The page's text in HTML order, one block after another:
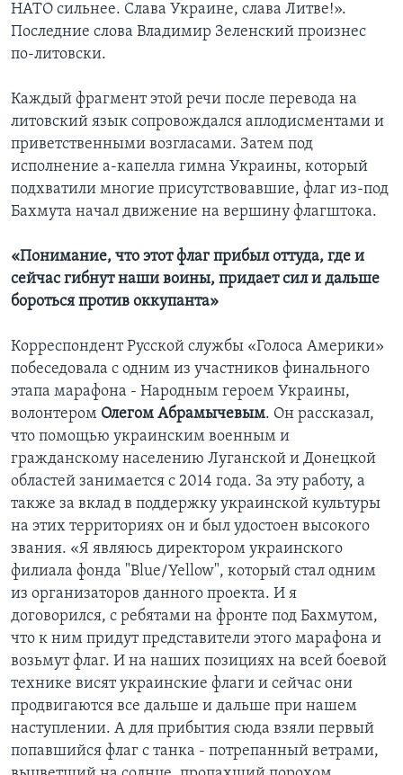
НАТО сильнее. Слава Украине, слава Литве!».
Последние слова Владимир Зеленский произнес
по-литовски.
Каждый фрагмент этой речи после перевода на
литовский язык сопровождался аплодисментами и
приветственными возгласами. Затем под
исполнение а-капелла гимна Украины, который
подхватили многие присутствовавшие, флаг из-под
Бахмута начал движение на вершину флагштока.
«Понимание, что этот флаг прибыл оттуда, где и
сейчас гибнут наши воины, придает сил и дальше
бороться против оккупанта»
Корреспондент Русской службы «Голоса Америки»
побеседовала с одним из участников финального
этапа марафона - Народным героем Украины,
волонтером Олегом Абрамычевым. Он рассказал,
что помощью украинским военным и
гражданскому населению Луганской и Донецкой
областей занимается с 2014 года. За эту работу, а
также за вклад в поддержку украинской культуры
на этих территориях он и был удостоен высокого
звания. «Я являюсь директором украинского
филиала фонда "Blue/Yellow", который стал одним
из организаторов данного проекта. И я
договорился, с ребятами на фронте под Бахмутом,
что к ним придут представители этого марафона и
возьмут флаг. И на наших позициях на всей боевой
технике висят украинские флаги и сейчас они
продвигаются все дальше и дальше при нашем
наступлении. А для прибытия сюда взяли первый
попавшийся флаг с танка - потрепанный ветрами,